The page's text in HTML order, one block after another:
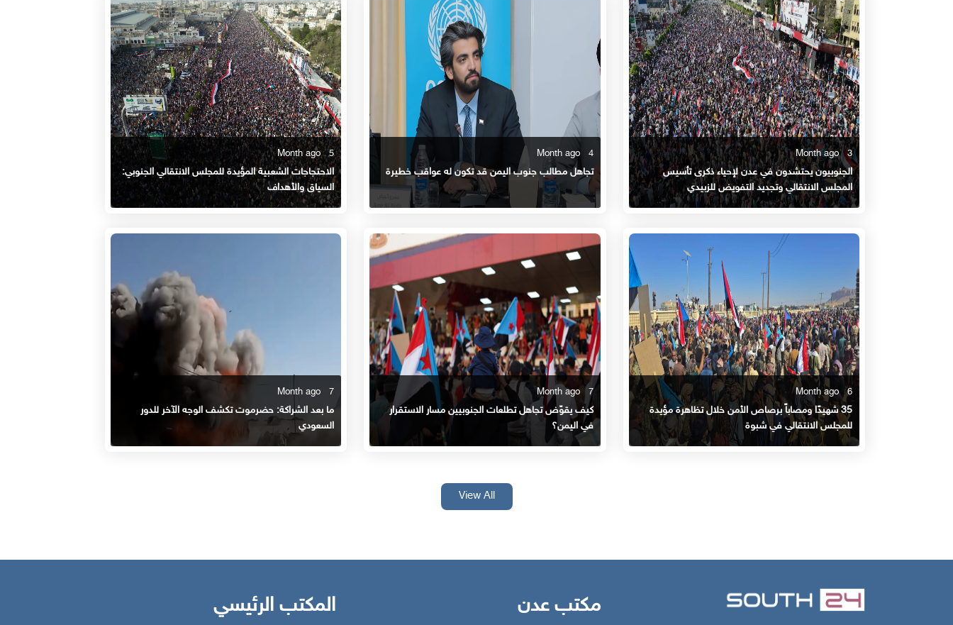
3 Month ago
الجنوبيون يحتشدون في عدن لإحياء ذكرى تأسيس
المجلس الانتقالي وتجديد التفويض للزبيدي
4 Month ago
تجاهل مطالب جنوب اليمن قد تكون له عواقب خطيرة
5 Month ago
الاحتجاجات الشعبية المؤيدة للمجلس الانتقالي الجنوبي:
السياق والأهداف
6 Month ago
35 شهيدًا ومصاباً برصاص الأمن خلال تظاهرة مؤيدة
للمجلس الانتقالي في شبوة
7 Month ago
كيف يقوّض تجاهل تطلعات الجنوبيين مسار الاستقرار
في اليمن؟
7 Month ago
ما بعد الشراكة: حضرموت تكشف الوجه الآخر للدور
السعودي
View All
مكتب عدن المكتب الرئيسي